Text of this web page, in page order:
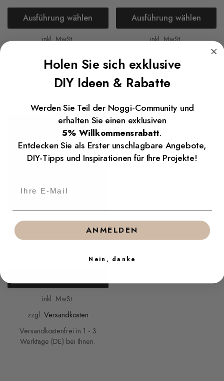
Ausführung wählen
inkl. MwSt.
Versandkostenfrei in 1 - 3
Werktage (DE) bei Ihnen.
Ausführung wählen
inkl. MwSt.
Versandkostenfrei in 1 - 3
Werktage (DE) bei Ihnen.
2er Set Tischbeine U Form
Metall
inkl. MwSt.
zzgl. Versandkosten
Versandkostenfrei in 1 - 3
Werktage (DE) bei Ihnen.
Holen Sie sich exklusive
DIY Ideen & Rabatte
Werden Sie Teil der Noggi-Community und
erhalten Sie einen exklusiven
5% Willkommensrabatt.
Entdecken Sie als Erster unschlagbare Angebote,
DIY-Tipps und Inspirationen für Ihre Projekte!
ANMELDEN
Nein, danke